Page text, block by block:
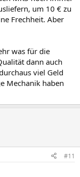
um 10 € zu
Frechheit. Aber
was für die
dann auch
viel Geld
Mechanik haben
#11